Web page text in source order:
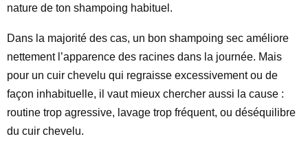
nature de ton shampoing habituel.
Dans la majorité des cas, un bon shampoing sec améliore
nettement l’apparence des racines dans la journée. Mais
pour un cuir chevelu qui regraisse excessivement ou de
façon inhabituelle, il vaut mieux chercher aussi la cause :
routine trop agressive, lavage trop fréquent, ou déséquilibre
du cuir chevelu.